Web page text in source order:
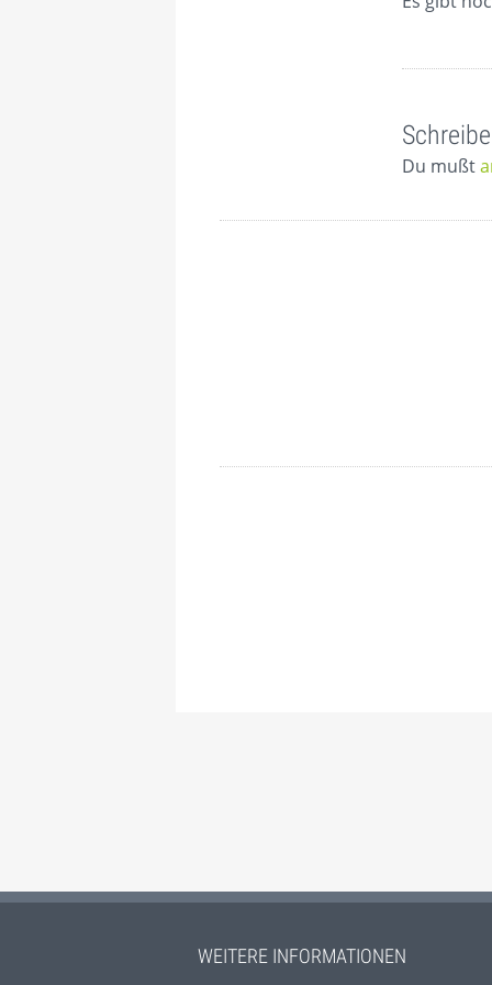
entsperren
Du mußt
WEITERE INFORMATIONEN